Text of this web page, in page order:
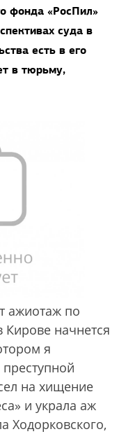
фонда «РосПил»
суда в
есть в его
в тюрьму,
ажиотаж по
Кирове начнется
я
на хищение
и украла аж
Ходорковского,